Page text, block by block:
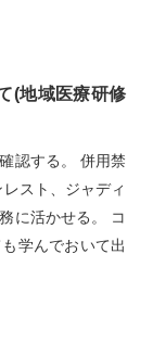
(地域医療研修
認する。 併用禁
スト、ジャディ
に活かせる。 コ
学んでおいて出